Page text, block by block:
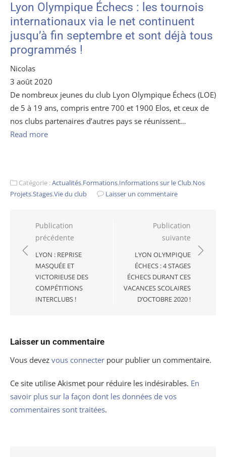
Lyon Olympique Échecs : les tournois
internationaux via le net continuent
jusqu’à fin septembre et sont déjà tous
programmés !
Nicolas
3 août 2020
De nombreux jeunes du club Lyon Olympique Échecs (LOE)
de 5 à 19 ans, compris entre 700 et 1900 Elos, et ceux de
nos clubs partenaires d’autres pays se réunissent…
Read more
Catégorie :Actualités,Formations,Informations sur le Club,Nos
Projets,Stages,Vie du club Laisser un commentaire
Navigation
l’article
Publication
précédente
LYON : REPRISE
MASQUÉE ET
VICTORIEUSE DES
COMPÉTITIONS
INTERCLUBS !
Publication
suivante
LYON OLYMPIQUE
ÉCHECS : 4 STAGES
ÉCHECS DURANT CES
VACANCES SCOLAIRES
D’OCTOBRE 2020 !
Laisser un commentaire
Vous devez vous connecter pour publier un commentaire.
Ce site utilise Akismet pour réduire les indésirables. En
savoir plus sur la façon dont les données de vos
commentaires sont traitées.